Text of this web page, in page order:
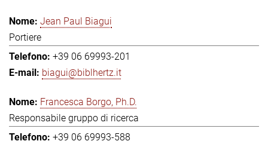
Jean Paul Biagui
Portiere
+39 06 69993-201
biagui@biblhertz.it
Francesca Borgo, Ph.D.
Responsabile gruppo di ricerca
+39 06 69993-588